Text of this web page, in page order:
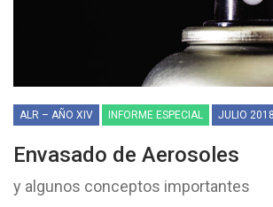
ALR – AÑO XIV INFORME ESPECIAL JULIO 2018
Envasado de Aerosoles
y algunos conceptos importantes